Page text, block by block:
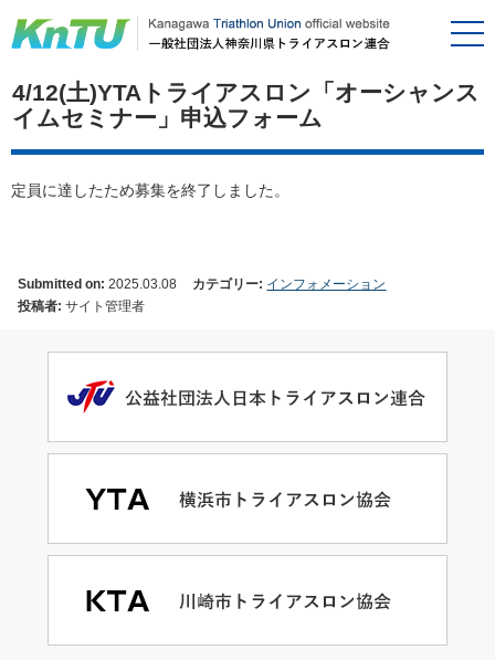
4/12(土)YTAトライアスロン「オーシャンス
イムセミナー」申込フォーム
定員に達したため募集を終了しました。
Submitted on: 2025.03.08 カテゴリー: インフォメーション
投稿者: サイト管理者